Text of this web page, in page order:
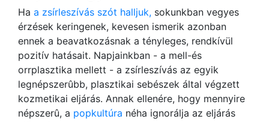
Ha a zsírleszívás szót halljuk, sokunkban vegyes
érzések keringenek, kevesen ismerik azonban
ennek a beavatkozásnak a tényleges, rendkívül
pozitív hatásait. Napjainkban - a mell-és
orrplasztika mellett - a zsírleszívás az egyik
legnépszerûbb, plasztikai sebészek által végzett
kozmetikai eljárás. Annak ellenére, hogy mennyire
népszerû, a popkultúra néha ignorálja az eljárás